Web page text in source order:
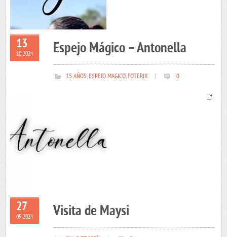
13
10 2024 Espejo Mágico – Antonella
15 AÑOS,ESPEJO MAGICO,FOTERIX 0
27
09 2024 Visita de Maysi